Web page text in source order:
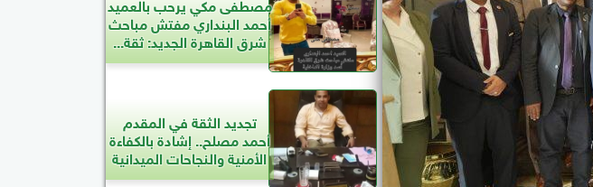
أحمد البنداري مفتش مباحث
شرق القاهرة الجديد: ثقة...
تجديد الثقة في المقدم
أحمد مصلح.. إشادة بالكفاءة
الأمنية والنجاحات الميدانية